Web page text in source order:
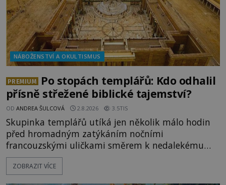
NÁBOŽENSTVÍ A OKULTISMUS
PREMIUM
Po stopách templářů: Kdo odhalil
přísně střežené biblické tajemství?
OD ANDREA ŠULCOVÁ 2.8.2026 3.5TIS
Skupinka templářů utíká jen několik málo hodin
před hromadným zatýkáním nočními
francouzskými uličkami směrem k nedalekému
přístavu. Jeden z nich má přes ramena ranec s
tajemným obsahem. Kapitán lodi už na ně čeká.
ZOBRAZIT VÍCE